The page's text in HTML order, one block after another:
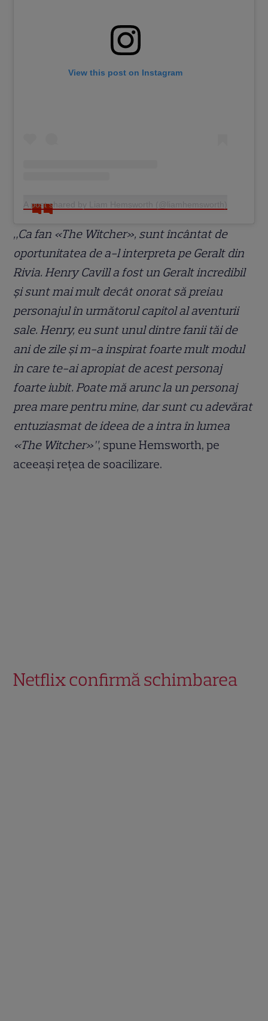
View this post on Instagram
A post shared by Liam Hemsworth (@liamhemsworth)
„Ca fan «The Witcher», sunt încântat de
oportunitatea de a-l interpreta pe Geralt din
Rivia. Henry Cavill a fost un Geralt incredibil
și sunt mai mult decât onorat să preiau
personajul în următorul capitol al aventurii
sale. Henry, eu sunt unul dintre fanii tăi de
ani de zile și m-a inspirat foarte mult modul
în care te-ai apropiat de acest personaj
foarte iubit. Poate mă arunc la un personaj
prea mare pentru mine, dar sunt cu adevărat
entuziasmat de ideea de a intra în lumea
«The Witcher»”, spune Hemsworth, pe
aceeași rețea de soacilizare.
Netflix confirmă schimbarea